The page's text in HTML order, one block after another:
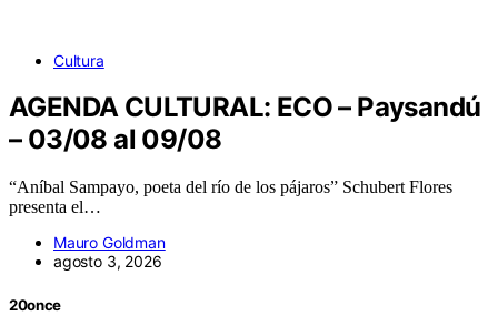
Cultura
AGENDA CULTURAL: ECO – Paysandú
– 03/08 al 09/08
“Aníbal Sampayo, poeta del río de los pájaros” Schubert Flores
presenta el…
Mauro Goldman
agosto 3, 2026
20once